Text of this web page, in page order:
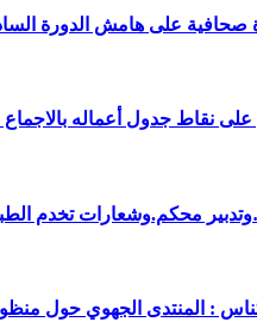
على هامش الدورة
نقاط جدول أعماله بالاجماع
محكم.وشعارات تخدم
: المنتدى الجهوي حول